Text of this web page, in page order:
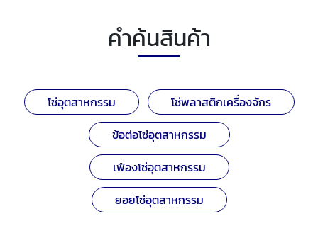
คำค้นสินค้า
โซ่อุตสาหกรรม
โซ่พลาสติกเครื่องจักร
ข้อต่อโซ่อุตสาหกรรม
เฟืองโซ่อุตสาหกรรม
ยอยโซ่อุตสาหกรรม